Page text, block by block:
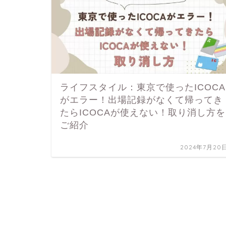
ライフスタイル：東京で使ったICOCA
がエラー！出場記録がなくて帰ってき
たらICOCAが使えない！取り消し方を
ご紹介
2024年7月20